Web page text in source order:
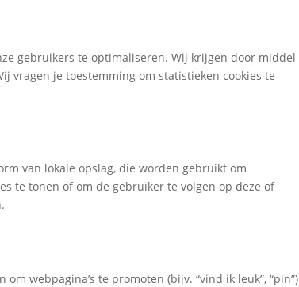
gebruikers te optimaliseren. Wij krijgen door middel
vragen je toestemming om statistieken cookies te
van lokale opslag, die worden gebruikt om
te tonen of om de gebruiker te volgen op deze of
webpagina’s te promoten (bijv. “vind ik leuk”,